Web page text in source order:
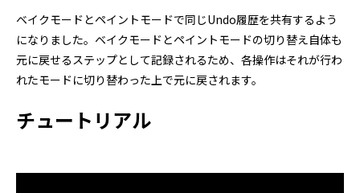
ベイクモードとペイントモードで同じUndo履歴を共有するよう
になりました。ベイクモードとペイントモードの切り替え自体も
元に戻せるステップとして記録されるため、各操作はそれが行わ
れたモードに切り替わった上で元に戻されます。
チュートリアル